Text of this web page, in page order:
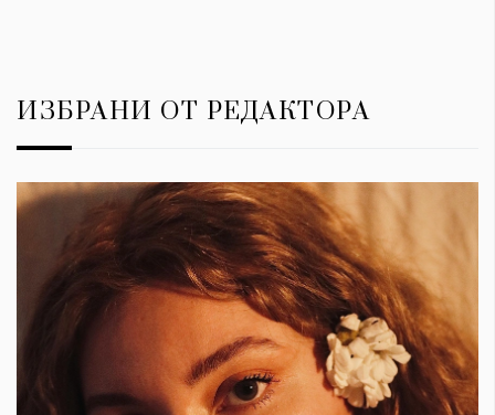
ИЗБРАНИ ОТ РЕДАКТОРА